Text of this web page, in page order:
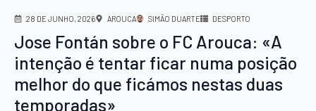
28 DE JUNHO, 2026 AROUCA SIMÃO DUARTE DESPORTO
Jose Fontán sobre o FC Arouca: «A
intenção é tentar ficar numa posição
melhor do que ficámos nestas duas
temporadas»